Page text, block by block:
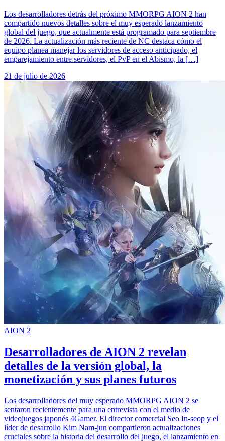
Los desarrolladores detrás del próximo MMORPG AION 2 han
compartido nuevos detalles sobre el muy esperado lanzamiento
global del juego, que actualmente está programado para septiembre
de 2026. La actualización más reciente de NC destaca cómo el
equipo planea manejar los servidores de acceso anticipado, el
emparejamiento entre servidores, el PvP en el Abismo, la […]
21 de julio de 2026
AION 2
Desarrolladores de AION 2 revelan
detalles de la versión global, la
monetización y sus planes futuros
Los desarrolladores del muy esperado MMORPG AION 2 se
sentaron recientemente para una entrevista con el medio de
videojuegos japonés 4Gamer. El director comercial Seo In-seop y el
líder de desarrollo Kim Nam-jun compartieron actualizaciones
cruciales sobre la historia del desarrollo del juego, el lanzamiento en